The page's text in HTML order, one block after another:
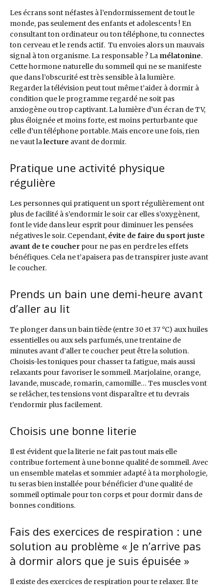
Les écrans sont néfastes à l’endormissement de tout le
monde, pas seulement des enfants et adolescents ! En
consultant ton ordinateur ou ton téléphone, tu connectes
ton cerveau et le rends actif. Tu envoies alors un mauvais
signal à ton organisme. La responsable ? La mélatonine.
Cette hormone naturelle du sommeil qui ne se manifeste
que dans l’obscurité est très sensible à la lumière.
Regarder la télévision peut tout même t’aider à dormir à
condition que le programme regardé ne soit pas
anxiogène ou trop captivant. La lumière d’un écran de TV,
plus éloignée et moins forte, est moins perturbante que
celle d’un téléphone portable. Mais encore une fois, rien
ne vaut lalecture avant de dormir.
Pratique une activité physique
régulière
Les personnes qui pratiquent un sport régulièrement ont
plus de facilité à s’endormir le soir car elles s’oxygènent,
font le vide dans leur esprit pour diminuer les pensées
négatives le soir. Cependant, évite de faire du sport juste
avant de te coucher pour ne pas en perdre les effets
bénéfiques. Cela ne t’apaisera pas de transpirer juste avant
le coucher.
Prends un bain une demi-heure avant
d’aller au lit
Te plonger dans un bain tiède (entre 30 et 37 °C) aux huiles
essentielles ou aux sels parfumés, une trentaine de
minutes avant d’aller te coucher peut être la solution.
Choisis-les toniques pour chasser ta fatigue, mais aussi
relaxants pour favoriser le sommeil. Marjolaine, orange,
lavande, muscade, romarin, camomille… Tes muscles vont
se relâcher, tes tensions vont disparaître et tu devrais
t’endormir plus facilement.
Choisis une bonne literie
Il est évident que la literie ne fait pas tout mais elle
contribue fortement à une bonne qualité de sommeil. Avec
un ensemble matelas et sommier adapté à ta morphologie,
tu seras bien installée pour bénéficier d’une qualité de
sommeil optimale pour ton corps et pour dormir dans de
bonnes conditions.
Fais des exercices de respiration : une
solution au problème « Je n’arrive pas
à dormir alors que je suis épuisée »
Il existe des exercices de respiration pour te relaxer. Il te